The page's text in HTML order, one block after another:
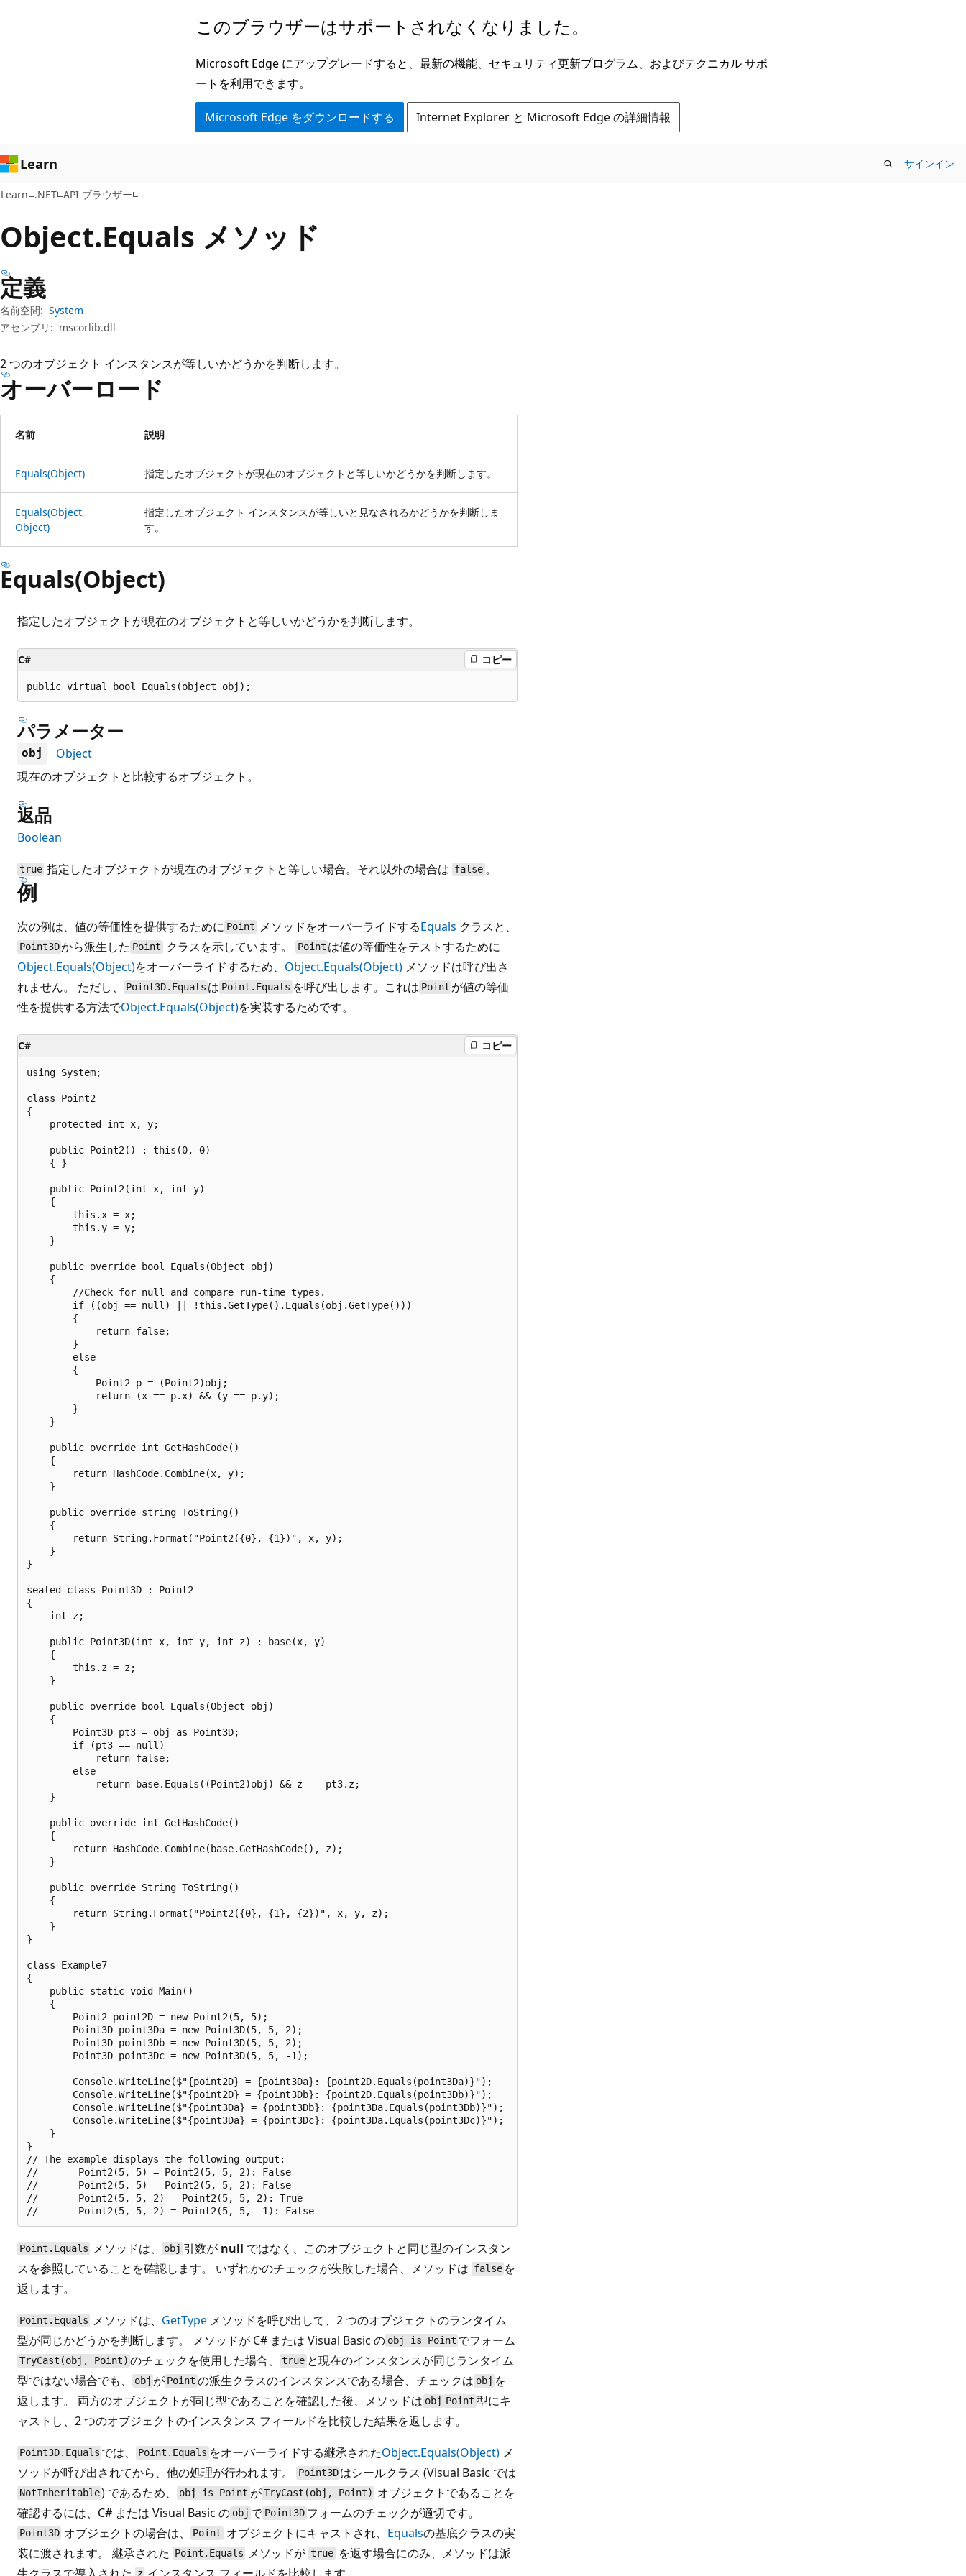
ン
ツ
に
ス
ッ
ゲ
ー
シ
ョ
に
キ
ッ
プ
このブラウザーはサポートされなくなりました。
Microsoft Edge にアップグレードすると、最新の機能、セキュリティ更新プログラム、およびテクニカル サポ
ートを利用できます。
Microsoft Edge をダウンロードする Internet Explorer と Microsoft Edge の詳細情報
Learn サインイン
Learn .NET API ブラウザー
Object.Equals メソッド
定義
名前空間: System
アセンブリ: mscorlib.dll
2 つのオブジェクト インスタンスが等しいかどうかを判断します。
オーバーロード
名前 説明
Equals(Object) 指定したオブジェクトが現在のオブジェクトと等しいかどうかを判断します。
Equals(Object,
Object)
指定したオブジェクト インスタンスが等しいと見なされるかどうかを判断しま
す。
Equals(Object)
指定したオブジェクトが現在のオブジェクトと等しいかどうかを判断します。
C# コピー
public virtual bool Equals(object obj);
パラメーター
obj
Object
現在のオブジェクトと比較するオブジェクト。
返品
Boolean
true 指定したオブジェクトが現在のオブジェクトと等しい場合。それ以外の場合は false。
例
次の例は、値の等価性を提供するために Point メソッドをオーバーライドするEquals クラスと、
Point3Dから派生した Point クラスを示しています。 Point は値の等価性をテストするために
Object.Equals(Object)をオーバーライドするため、 Object.Equals(Object) メソッドは呼び出さ
れません。 ただし、
Point3D.Equals は Point.Equals を呼び出します。これは Point が値の等価
性を提供する方法でObject.Equals(Object)を実装するためです。
C# コピー
using System;
class Point2
{
    protected int x, y;
    public Point2() : this(0, 0)
    { }
    public Point2(int x, int y)
    {
        this.x = x;
        this.y = y;
    }
    public override bool Equals(Object obj)
    {
        //Check for null and compare run-time types.
        if ((obj == null) || !this.GetType().Equals(obj.GetType()))
        {
            return false;
        }
        else
        {
            Point2 p = (Point2)obj;
            return (x == p.x) && (y == p.y);
        }
    }
    public override int GetHashCode()
    {
        return HashCode.Combine(x, y);
    }
    public override string ToString()
    {
        return String.Format("Point2({0}, {1})", x, y);
    }
}
sealed class Point3D : Point2
{
    int z;
    public Point3D(int x, int y, int z) : base(x, y)
    {
        this.z = z;
    }
    public override bool Equals(Object obj)
    {
        Point3D pt3 = obj as Point3D;
        if (pt3 == null)
            return false;
        else
            return base.Equals((Point2)obj) && z == pt3.z;
    }
    public override int GetHashCode()
    {
        return HashCode.Combine(base.GetHashCode(), z);
    }
    public override String ToString()
    {
        return String.Format("Point2({0}, {1}, {2})", x, y, z);
    }
}
class Example7
{
    public static void Main()
    {
        Point2 point2D = new Point2(5, 5);
        Point3D point3Da = new Point3D(5, 5, 2);
        Point3D point3Db = new Point3D(5, 5, 2);
        Point3D point3Dc = new Point3D(5, 5, -1);
        Console.WriteLine($"{point2D} = {point3Da}: {point2D.Equals(point3Da)}");
        Console.WriteLine($"{point2D} = {point3Db}: {point2D.Equals(point3Db)}");
        Console.WriteLine($"{point3Da} = {point3Db}: {point3Da.Equals(point3Db)}");
        Console.WriteLine($"{point3Da} = {point3Dc}: {point3Da.Equals(point3Dc)}");
    }
}
// The example displays the following output:
//       Point2(5, 5) = Point2(5, 5, 2): False
//       Point2(5, 5) = Point2(5, 5, 2): False
//       Point2(5, 5, 2) = Point2(5, 5, 2): True
Point.Equals メソッドは、 obj 引数が null ではなく、このオブジェクトと同じ型のインスタン
スを参照していることを確認します。 いずれかのチェックが失敗した場合、メソッドは false を
返します。
Point.Equals メソッドは、 GetType メソッドを呼び出して、2 つのオブジェクトのランタイム
型が同じかどうかを判断します。 メソッドが C# または Visual Basic の obj is Point でフォーム
TryCast(obj, Point) のチェックを使用した場合、trueと現在のインスタンスが同じランタイム
型ではない場合でも、
obj が Point の派生クラスのインスタンスである場合、チェックは obj を
返します。 両方のオブジェクトが同じ型であることを確認した後、メソッドは obj Point 型にキ
ャストし、2 つのオブジェクトのインスタンス フィールドを比較した結果を返します。
Point3D.Equals では、 Point.Equals をオーバーライドする継承されたObject.Equals(Object)メ
ソッドが呼び出されてから、他の処理が行われます。
Point3D はシールクラス (Visual Basic では
NotInheritable) であるため、 obj is Point がTryCast(obj, Point) オブジェクトであることを
確認するには、C# または Visual Basic の obj で Point3D フォームのチェックが適切です。
Point3D オブジェクトの場合は、 Point オブジェクトにキャストされ、 Equalsの基底クラスの実
装に渡されます。 継承された
Point.Equals メソッドがtrueを返す場合にのみ、メソッドは派
生クラスで導入された
z インスタンス フィールドを比較します。